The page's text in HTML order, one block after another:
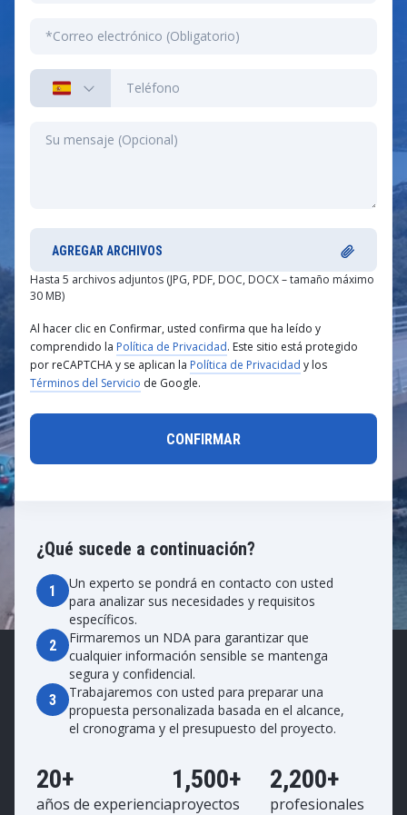
¿Qué sucede a continuación?
1
Un experto se pondrá en contacto con usted
para analizar sus necesidades y requisitos
específicos.
2
Firmaremos un NDA para garantizar que
cualquier información sensible se mantenga
segura y confidencial.
3
Trabajaremos con usted para preparar una
propuesta personalizada basada en el alcance,
el cronograma y el presupuesto del proyecto.
20+
años de experiencia
1,500+
proyectos
2,200+
profesionales
AGREGAR ARCHIVOS
Hasta 5 archivos adjuntos (JPG, PDF, DOC, DOCX – tamaño máximo
30 MB)
Al hacer clic en Confirmar, usted confirma que ha leído y
comprendido la Política de Privacidad. Este sitio está protegido
por reCAPTCHA y se aplican la Política de Privacidad y los
Términos del Servicio de Google.